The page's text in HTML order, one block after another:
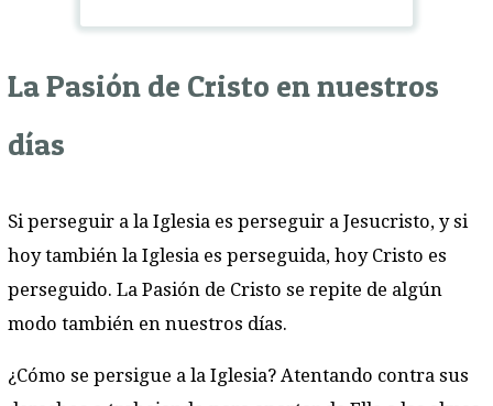
La Pasión de Cristo en nuestros
días
Si perseguir a la Iglesia es perseguir a Jesucristo, y si
hoy también la Iglesia es perseguida, hoy Cristo es
perseguido. La Pasión de Cristo se repite de algún
modo también en nuestros días.
¿Cómo se persigue a la Iglesia? Atentando contra sus